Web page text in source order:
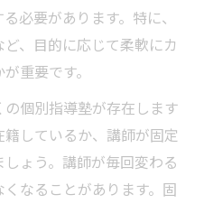
必要があります。特に、
、目的に応じて柔軟にカ
重要です。
個別指導塾が存在します
しているか、講師が固定
ょう。講師が毎回変わる
なることがあります。固